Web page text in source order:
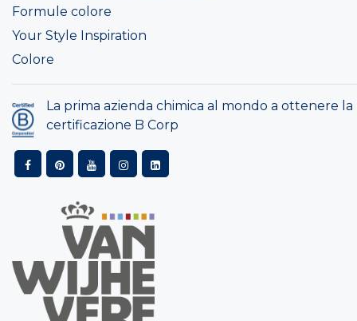
Formule colore
Your Style Inspiration
Colore
La prima azienda chimica al mondo a ottenere la
certificazione B Corp